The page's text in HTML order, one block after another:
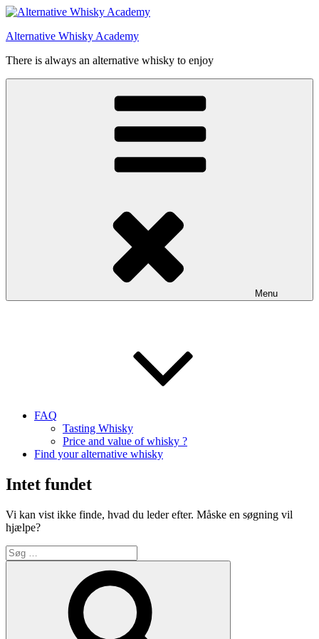
Videre
indhold
Alternative Whisky Academy
There is always an alternative whisky to enjoy
Menu
FAQ
Tasting Whisky
Price and value of whisky ?
Find your alternative whisky
Intet fundet
Vi kan vist ikke finde, hvad du leder efter. Måske en søgning vil
hjælpe?
Søg
efter: